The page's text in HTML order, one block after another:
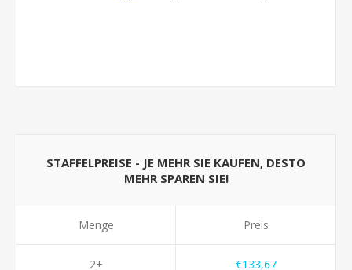
STAFFELPREISE - JE MEHR SIE KAUFEN, DESTO
MEHR SPAREN SIE!
Menge
2+
Preis
€133,67